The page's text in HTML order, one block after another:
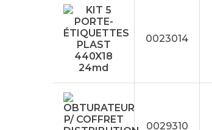
0023014
0029310